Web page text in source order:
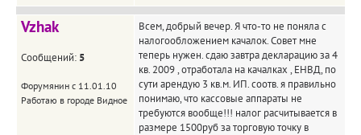
Vzhak
Сообщений: 5
Форумянин с 11.01.10
Работаю в городе Видное
Всем, добрый вечер. Я что-то не поняла с
налогообложением качалок. Совет мне
теперь нужен. сдаю завтра декларацию за 4
кв. 2009 , отработала на качалках , ЕНВД, по
сути арендую 3 кв.м. ИП. соотв. я правильно
понимаю, что кассовые аппараты не
требуются вообще!!! налог расчитывается в
размере 1500руб за торговую точку в